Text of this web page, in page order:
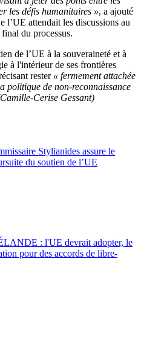
les défis humanitaires », a ajouté
l’UE attendait les discussions au
du processus.
de l’UE à la souveraineté et à
à l'intérieur de ses frontières
rester « fermement attachée
politique de non-reconnaissance
Cerise Gessant)
Stylianides assure le
du soutien de l’UE
: l'UE devrait adopter, le
pour des accords de libre-